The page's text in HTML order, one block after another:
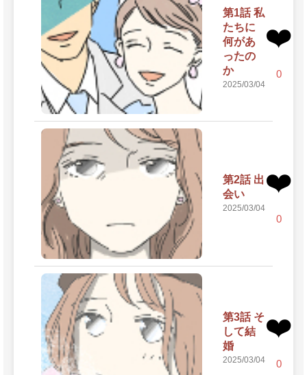
第1話 私
たちに
何があ
ったの
か
2025/03/04
❤️
0
第2話 出
会い
2025/03/04
❤️
0
第3話 そ
して結
婚
2025/03/04
❤️
0